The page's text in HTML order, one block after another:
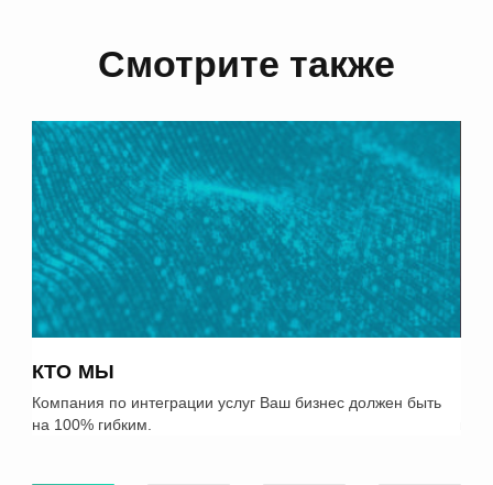
Смотрите также
КТО МЫ
Компания по интеграции услуг Ваш бизнес должен быть
на 100% гибким.